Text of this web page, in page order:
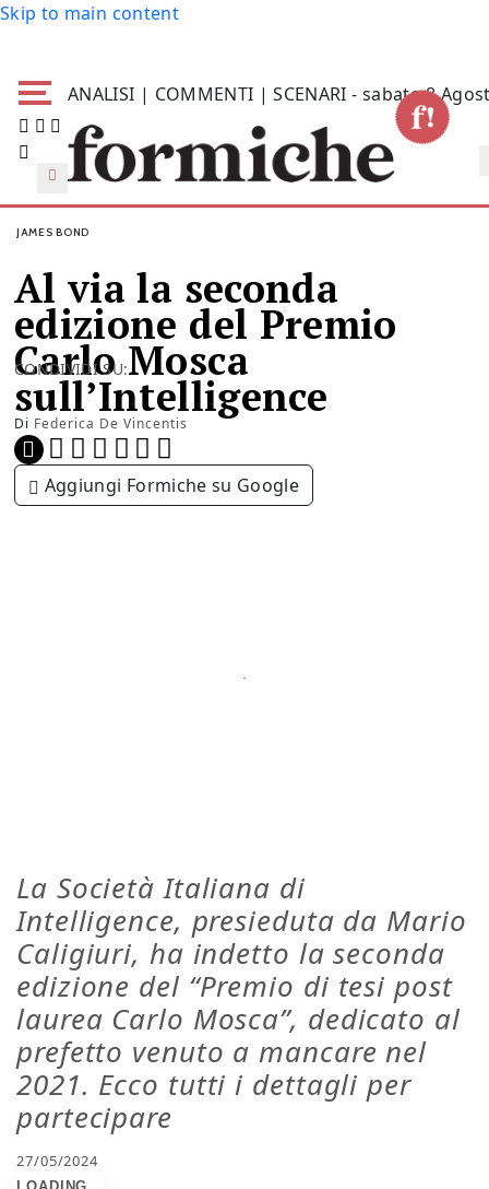
Skip to main content
ANALISI | COMMENTI | SCENARI - sabato 8
JAMES BOND
Al via la seconda
edizione del Premio
Carlo Mosca
sull’Intelligence
Di Federica De Vincentis
CONDIVIDI SU:
Aggiungi Formiche su Google
La Società Italiana di
Intelligence, presieduta da Mario
Caligiuri, ha indetto la seconda
edizione del “Premio di tesi post
laurea Carlo Mosca”, dedicato al
prefetto venuto a mancare nel
2021. Ecco tutti i dettagli per
partecipare
27/05/2024